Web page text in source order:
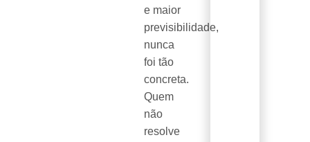
e maior
previsibilidade,
nunca
foi tão
concreta.
Quem
não
resolve